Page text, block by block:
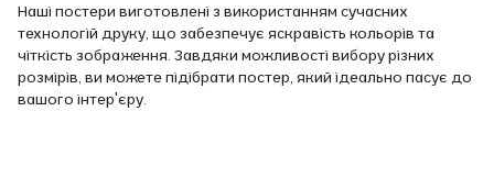
Наші постери виготовлені з використанням сучасних
технологій друку, що забезпечує яскравість кольорів та
чіткість зображення. Завдяки можливості вибору різних
розмірів, ви можете підібрати постер, який ідеально пасує до
вашого інтер'єру.